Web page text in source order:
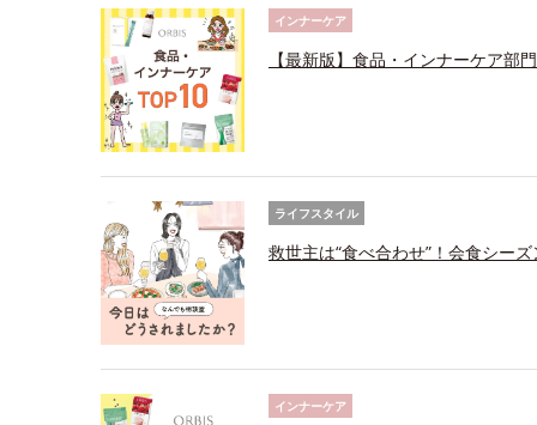
インナーケア
【最新版】食品・インナーケア部
ライフスタイル
救世主は“食べ合わせ”！会食シー
インナーケア